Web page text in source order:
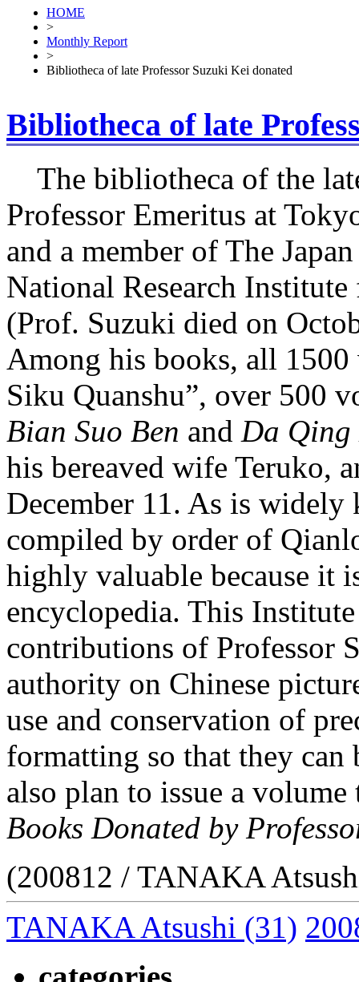
HOME
>
Monthly Report
>
Bibliotheca of late Professor Suzuki Kei donated
Bibliotheca of late
The bibliotheca of the
Professor Emeritus at
and a member of The
National Research
(Prof. Suzuki died on
Among his books, all
Siku Quanshu”, over 500
Bian Suo Ben and Da Qing
his bereaved wife Teruko,
December 11. As is
compiled by order of
highly valuable because it
encyclopedia. This
contributions of Professor
authority on Chinese
use and conservation of
formatting so that they can
also plan to issue a
Books Donated by
(200812 / TANAKA
TANAKA Atsushi (31)